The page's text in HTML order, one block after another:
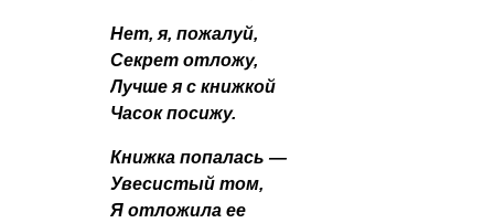
Нет, я, пожалуй,
Секрет отложу,
Лучше я с книжкой
Часок посижу.
Книжка попалась —
Увесистый том,
Я отложила ее